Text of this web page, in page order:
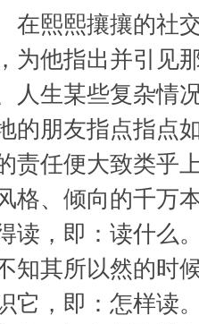
熙熙攘攘的社交
为他指出并引见
人生某些复杂情
的朋友指点指点
责任便大致类乎
格、倾向的千万
读，即：读什么
知其所以然的时
它，即：怎样读